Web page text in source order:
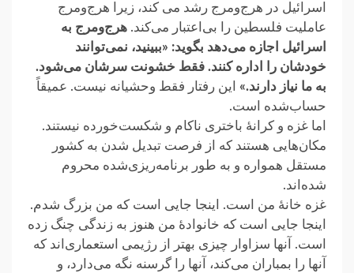
اسرائیل در هرج‌ومرج رشد می کند، زیرا هرج‌ومرج
عاملیت فلسطین را بی‌اعتبار می‌کند. ‏ هرج‌ومرج به
اسرائیل اجازه می‌دهد بگوید: «ببینید، نمی‌توانند
خودشان را اداره کنند. فقط ‏خشونت سرشان می‌شود.
به ما نیاز دارند.»‏ این رفتار فقط وحشیانه نیست. عمیقاً
حساب‌شده است.‏
اما غزه و کرانهٔ باختری ناکام و شکست‌خورده نیستند.
مکان‌هایی هستند که از فرصت تبدیل شدن ‏به کشور
مستقل همواره و به طور برنامه‌ریزی‌شده محروم
شده‌اند.‏
غزه خانهٔ من است. اینجا جایی است که من بزرگ شدم.
اینجا جایی است که خانوادهٔ من هنوز به ‏زندگی چنگ زده
است. آنها سزاوار چیزی بهتر از رژیمی استعماری‌اند که
آنها را بمباران ‏می‌کند، آنها را گرسنه نگه می‌دارد، و